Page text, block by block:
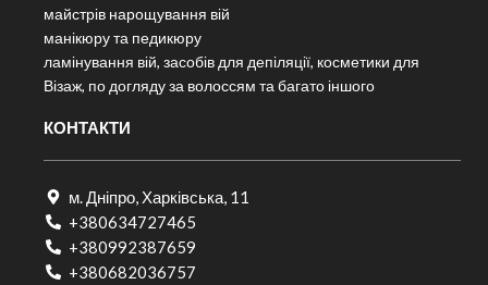
майстрів нарощування вій
манікюру та педикюру
ламінування вій, засобів для депіляції, косметики для
Візаж, по догляду за волоссям та багато іншого
КОНТАКТИ
м. Дніпро, Харківська, 11
+380634727465
+380992387659
+380682036757​